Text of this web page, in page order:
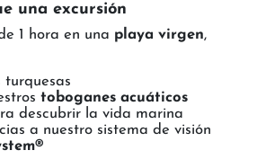
una excursión
1 hora en una playa virgen,
turquesas
toboganes acuáticos
descubrir la vida marina
a nuestro sistema de visión